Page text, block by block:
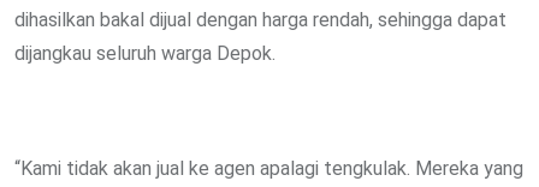
dihasilkan bakal dijual dengan harga rendah, sehingga dapat
dijangkau seluruh warga Depok.
“Kami tidak akan jual ke agen apalagi tengkulak. Mereka yang